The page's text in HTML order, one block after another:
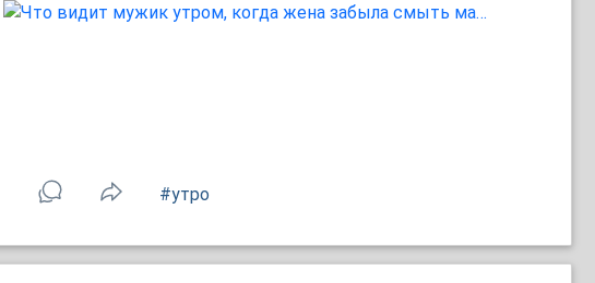
#утро